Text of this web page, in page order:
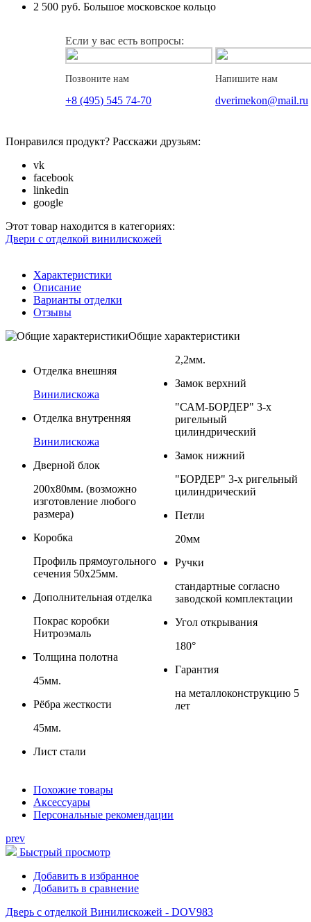
2 500 руб. Большое московское кольцо
Если у вас есть вопросы:
Позвоните нам
+8 (495) 545 74-70
Напишите нам
dverimekon@mail.ru
Понравился продукт? Расскажи друзьям:
vk
facebook
linkedin
google
Этот товар находится в категориях:
Двери с отделкой винилискожей
Характеристики
Описание
Варианты отделки
Отзывы
Общие характеристики
Отделка внешняя
Винилискожа
Отделка внутренняя
Винилискожа
Дверной блок
200х80мм. (возможно
изготовление любого
размера)
Коробка
Профиль прямоугольного
сечения 50х25мм.
Дополнительная отделка
Покрас коробки
Нитроэмаль
Толщина полотна
45мм.
Рёбра жесткости
45мм.
Лист стали
2,2мм.
Замок верхний
"САМ-БОРДЕР" 3-х
ригельный
цилиндрический
Замок нижний
"БОРДЕР" 3-х ригельный
цилиндрический
Петли
20мм
Ручки
стандартные согласно
заводской комплектации
Угол открывания
180°
Гарантия
на металлоконструкцию 5
лет
Похожие товары
Аксессуары
Персональные рекомендации
prev
Быстрый просмотр
Добавить в избранное
Добавить в сравнение
Дверь с отделкой Винилискожей - DOV983